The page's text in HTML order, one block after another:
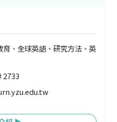
育、全球英語、研究方法、英
2733